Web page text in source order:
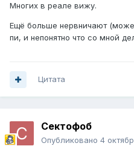
Многих в реале вижу.
Ещё больше нервничают
пи, и непонятно что со мной
Цитата
Сектофоб
Опубликовано 4